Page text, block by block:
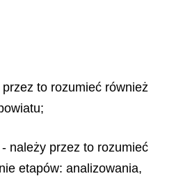
to rozumieć również
należy przez to rozumieć
etapów: analizowania,